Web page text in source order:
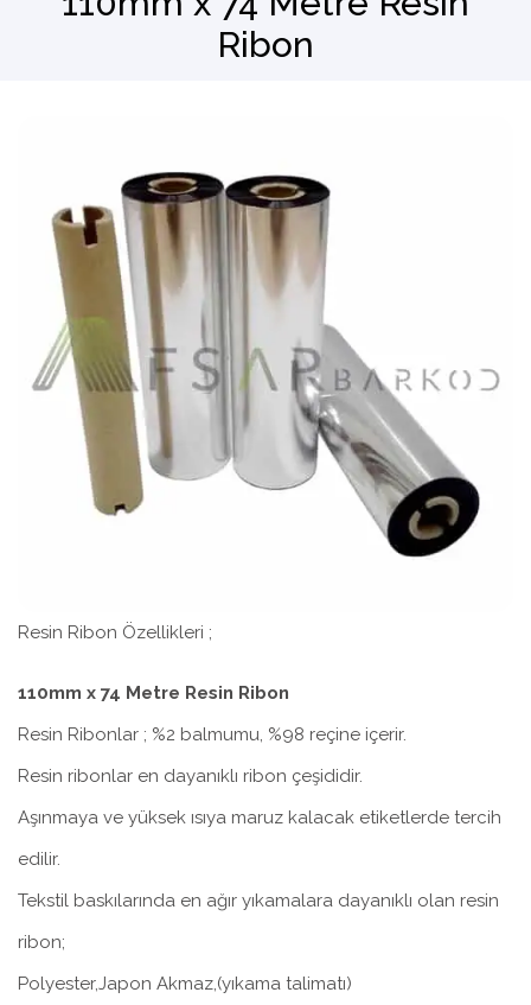
Ribon
Resin Ribon Özellikleri ;
110mm x 74 Metre Resin Ribon
Resin Ribonlar ; %2 balmumu, %98 reçine içerir.
Resin ribonlar en dayanıklı ribon çeşididir.
Aşınmaya ve yüksek ısıya maruz kalacak etiketlerde tercih
edilir.
Tekstil baskılarında en ağır yıkamalara dayanıklı olan resin
ribon;
Polyester,Japon Akmaz,(yıkama talimatı)